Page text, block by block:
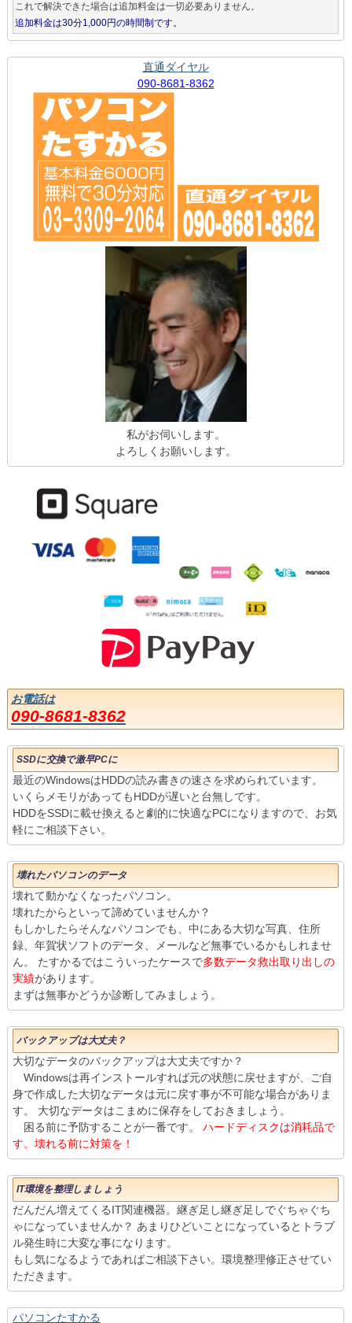
これで解決できた場合は追加料金は一切必要ありません。
追加料金は30分1,000円の時間制です。
直通ダイヤル
090-8681-8362
私がお伺いします。
よろしくお願いします。
お電話は
090-8681-8362
SSDに交換で激早PCに
最近のWindowsはHDDの読み書きの速さを求められています。
いくらメモリがあってもHDDが遅いと台無しです。
HDDをSSDに載せ換えると劇的に快適なPCになりますので、お気
軽にご相談下さい。
壊れたパソコンのデータ
壊れて動かなくなったパソコン。
壊れたからといって諦めていませんか？
もしかしたらそんなパソコンでも、中にある大切な写真、住所
録、年賀状ソフトのデータ、メールなど無事でいるかもしれませ
ん。 たすかるではこういったケースで多数データ救出取り出しの
実績があります。
まずは無事かどうか診断してみましょう。
バックアップは大丈夫？
大切なデータのバックアップは大丈夫ですか？
Windowsは再インストールすれば元の状態に戻せますが、ご自
身で作成した大切なデータは元に戻す事が不可能な場合がありま
す。 大切なデータはこまめに保存をしておきましょう。
困る前に予防することが一番です。 ハードディスクは消耗品で
す。壊れる前に対策を！
IT環境を整理しましょう
だんだん増えてくるIT関連機器。継ぎ足し継ぎ足しでぐちゃぐち
ゃになっていませんか？ あまりひどいことになっているとトラブ
ル発生時に大変な事になります。
もし気になるようであればご相談下さい。環境整理修正させてい
ただきます。
パソコンたすかる